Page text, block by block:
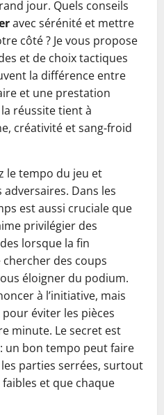
jour. Quels conseils
avec sérénité et mettre
côté ? Je vous propose
et de choix tactiques
la différence entre
et une prestation
réussite tient à
créativité et sang‑froid
le tempo du jeu et
Dans les
est aussi cruciale que
privilégier des
lorsque la fin
des coups
éloigner du podium.
à l’initiative, mais
éviter les pièces
minute. Le secret est
un bon tempo peut faire
parties serrées, surtout
et que chaque